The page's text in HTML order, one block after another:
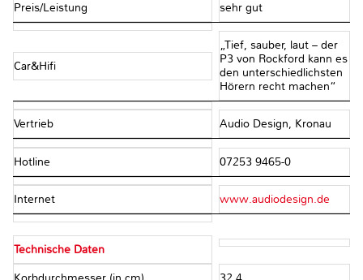
Preis/Leistung sehr gut
Car&Hifi
„Tief, sauber, laut – der
P3 von Rockford kann es
den unterschiedlichsten
Hörern recht machen“
Vertrieb Audio Design, Kronau
Hotline 07253 9465-0
Internet www.audiodesign.de
Technische Daten